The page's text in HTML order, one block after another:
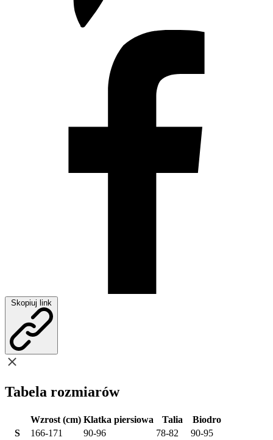
Skopiuj link
Tabela rozmiarów
Wzrost (cm) Klatka piersiowa Talia
Biodro
S
166-171 90-96 78-82
90-95